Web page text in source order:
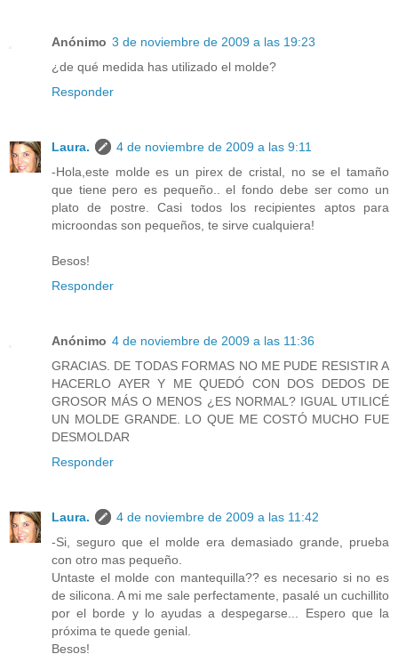
Anónimo 3 de noviembre de 2009 a las 19:23
¿de qué medida has utilizado el molde?
Responder
Laura.
4 de noviembre de 2009 a las 9:11
-Hola,este molde es un pirex de cristal, no se el tamaño
que tiene pero es pequeño.. el fondo debe ser como un
plato de postre. Casi todos los recipientes aptos para
microondas son pequeños, te sirve cualquiera!
Besos!
Responder
Anónimo 4 de noviembre de 2009 a las 11:36
GRACIAS. DE TODAS FORMAS NO ME PUDE RESISTIR A
HACERLO AYER Y ME QUEDÓ CON DOS DEDOS DE
GROSOR MÁS O MENOS ¿ES NORMAL? IGUAL UTILICÉ
UN MOLDE GRANDE. LO QUE ME COSTÓ MUCHO FUE
DESMOLDAR
Responder
Laura.
4 de noviembre de 2009 a las 11:42
-Si, seguro que el molde era demasiado grande, prueba
con otro mas pequeño.
Untaste el molde con mantequilla?? es necesario si no es
de silicona. A mi me sale perfectamente, pasalé un cuchillito
por el borde y lo ayudas a despegarse... Espero que la
próxima te quede genial.
Besos!